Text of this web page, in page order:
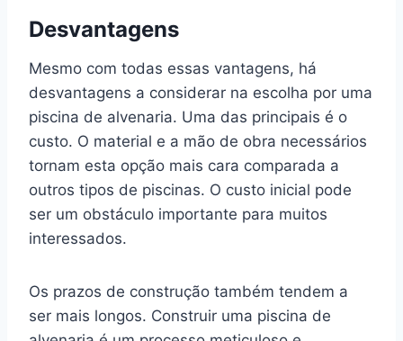
Desvantagens
Mesmo com todas essas vantagens, há
desvantagens a considerar na escolha por uma
piscina de alvenaria. Uma das principais é o
custo. O material e a mão de obra necessários
tornam esta opção mais cara comparada a
outros tipos de piscinas. O custo inicial pode
ser um obstáculo importante para muitos
interessados.
Os prazos de construção também tendem a
ser mais longos. Construir uma piscina de